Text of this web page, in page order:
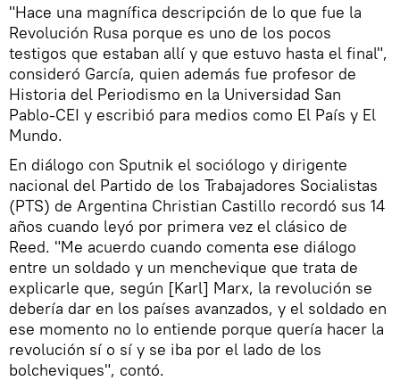
"Hace una magnífica descripción de lo que fue la
Revolución Rusa porque es uno de los pocos
testigos que estaban allí y que estuvo hasta el final",
consideró García, quien además fue profesor de
Historia del Periodismo en la Universidad San
Pablo-CEI y escribió para medios como El País y El
Mundo.
En diálogo con Sputnik el sociólogo y dirigente
nacional del Partido de los Trabajadores Socialistas
(PTS) de Argentina Christian Castillo recordó sus 14
años cuando leyó por primera vez el clásico de
Reed. "Me acuerdo cuando comenta ese diálogo
entre un soldado y un menchevique que trata de
explicarle que, según [Karl] Marx, la revolución se
debería dar en los países avanzados, y el soldado en
ese momento no lo entiende porque quería hacer la
revolución sí o sí y se iba por el lado de los
bolcheviques", contó.